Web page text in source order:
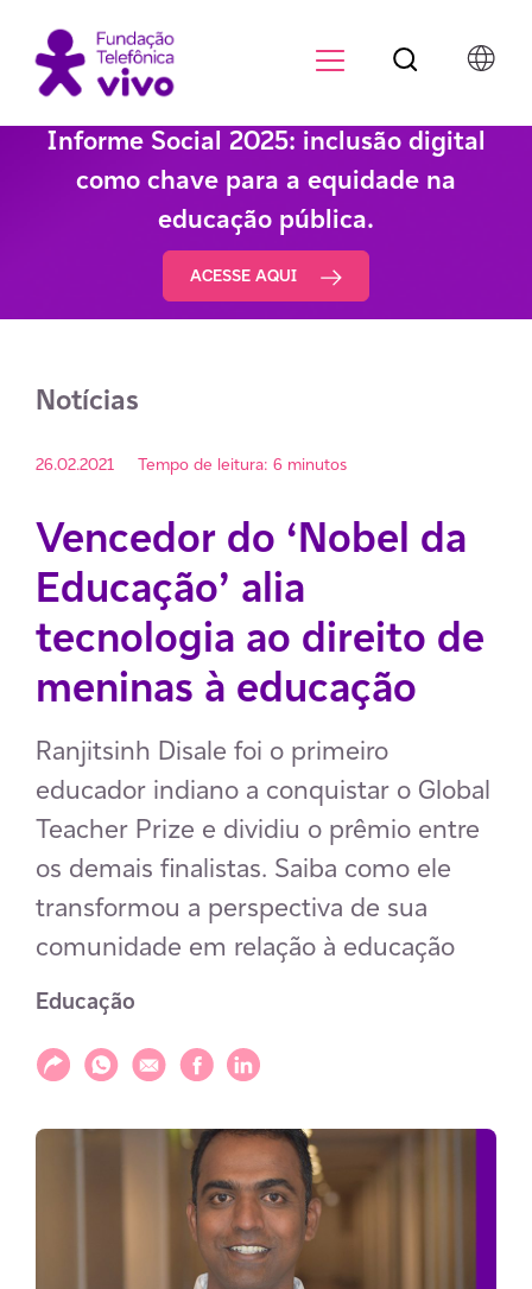
Informe Social 2025: inclusão digital
como chave para a equidade na
educação pública.
ACESSE AQUI
Notícias
26.02.2021 Tempo de leitura: 6 minutos
Vencedor do ‘Nobel da
Educação’ alia
tecnologia ao direito de
meninas à educação
Ranjitsinh Disale foi o primeiro
educador indiano a conquistar o Global
Teacher Prize e dividiu o prêmio entre
os demais finalistas. Saiba como ele
transformou a perspectiva de sua
comunidade em relação à educação
Educação
Compartilhar
Compartilhar via WhatsApp
Compartilhar via E-mail
Compartilhar via Facebook
Compartilhar via LinkedIn
Botão de